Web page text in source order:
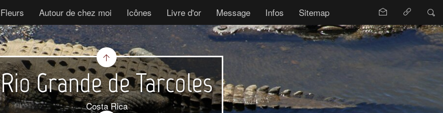
Fleurs Autour de chez moi Icônes Livre d'or Message Infos Sitemap
Rio Grande de Tarcoles
Costa Rica